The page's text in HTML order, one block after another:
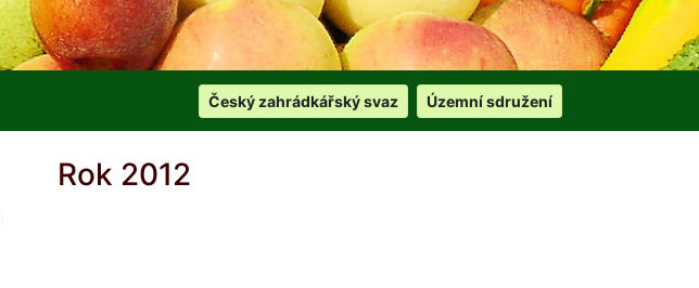
Český zahrádkářský svaz Územní sdružení
Rok 2012